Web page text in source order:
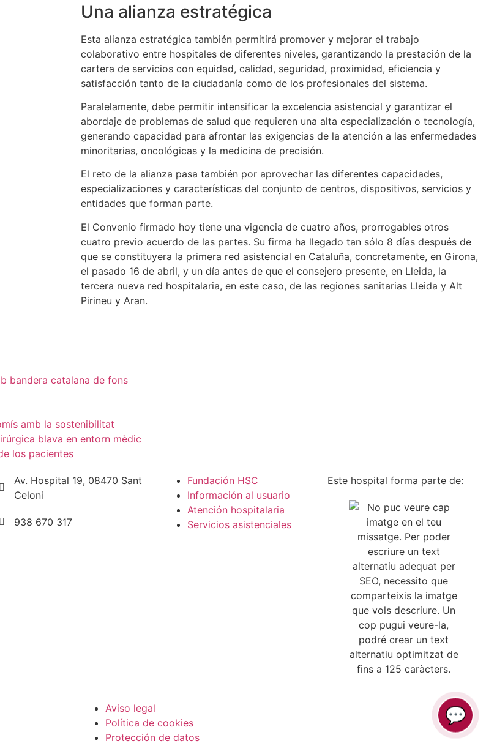
💬
Una alianza estratégica
Esta alianza estratégica también permitirá promover y mejorar el trabajo
colaborativo entre hospitales de diferentes niveles, garantizando la prestación de la
cartera de servicios con equidad, calidad, seguridad, proximidad, eficiencia y
satisfacción tanto de la ciudadanía como de los profesionales del sistema.
Paralelamente, debe permitir intensificar la excelencia asistencial y garantizar el
abordaje de problemas de salud que requieren una alta especialización o tecnología,
generando capacidad para afrontar las exigencias de la atención a las enfermedades
minoritarias, oncológicas y la medicina de precisión.
El reto de la alianza pasa también por aprovechar las diferentes capacidades,
especializaciones y características del conjunto de centros, dispositivos, servicios y
entidades que forman parte.
El Convenio firmado hoy tiene una vigencia de cuatro años, prorrogables otros
cuatro previo acuerdo de las partes. Su firma ha llegado tan sólo 8 días después de
que se constituyera la primera red asistencial en Cataluña, concretamente, en Girona,
el pasado 16 de abril, y un día antes de que el consejero presente, en Lleida, la
tercera nueva red hospitalaria, en este caso, de las regiones sanitarias Lleida y Alt
Pirineu y Aran.
amb la sostenibilitat
los pacientes
Av. Hospital 19, 08470 Sant
Celoni
938 670 317
Fundación HSC
Información al usuario
Atención hospitalaria
Servicios asistenciales
Este hospital forma parte de:
Aviso legal
Política de cookies
Protección de datos